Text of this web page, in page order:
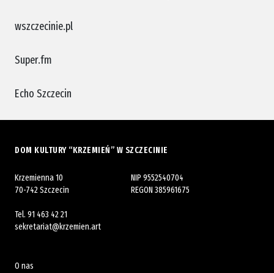
wszczecinie.pl
Super.fm
Echo Szczecin
DOM KULTURY “KRZEMIEŃ” W SZCZECINIE
Krzemienna 10
70-742 Szczecin
Tel. 91 463 42 21
sekretariat@krzemien.art
NIP 9552540704
REGON 385961675
O nas